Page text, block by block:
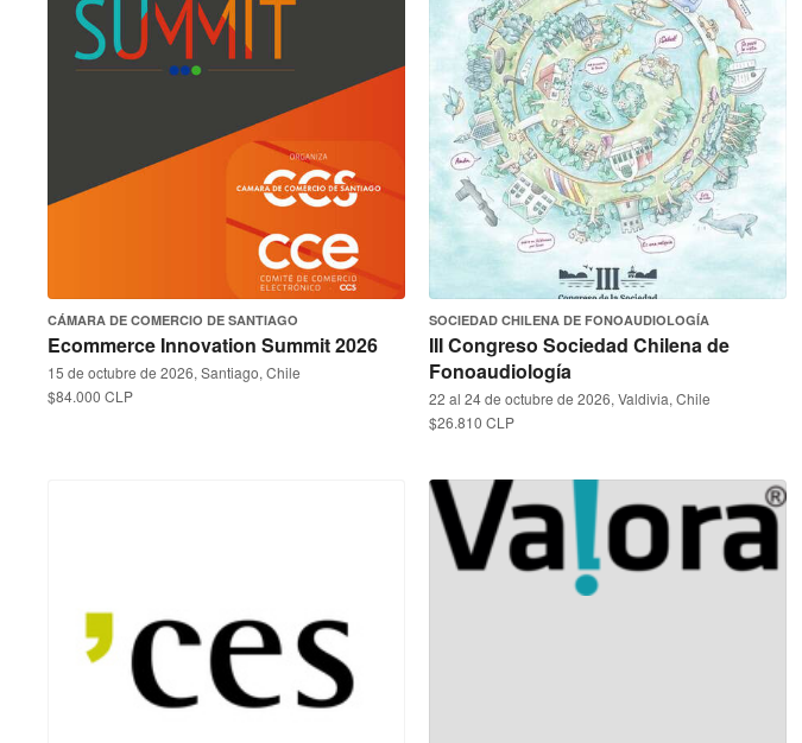
CÁMARA DE COMERCIO DE SANTIAGO
Ecommerce Innovation Summit 2026
15 de octubre de 2026, Santiago, Chile
$84.000 CLP
SOCIEDAD CHILENA DE FONOAUDIOLOGÍA
III Congreso Sociedad Chilena de
Fonoaudiología
22 al 24 de octubre de 2026, Valdivia, Chile
$26.810 CLP